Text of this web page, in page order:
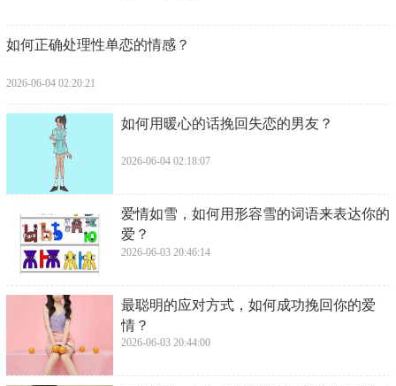
​如何正确处理性单恋的情感？
2026-06-04 02:20:21
​如何用暖心的话挽回失恋的男友？
2026-06-04 02:18:07
​爱情如雪，如何用形容雪的词语来表达你的
爱？
2026-06-03 20:46:14
​最聪明的应对方式，如何成功挽回你的爱
情？
2026-06-03 20:44:00